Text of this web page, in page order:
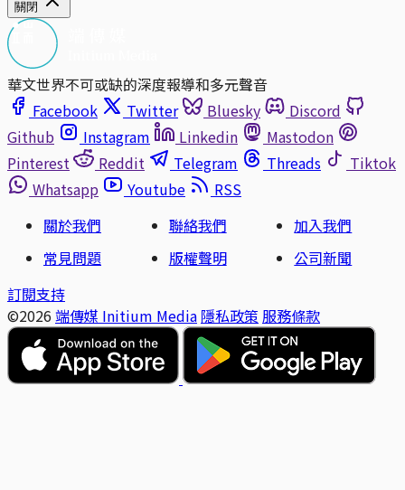
關閉
華文世界不可或缺的深度報導和多元聲音
Facebook
Twitter Bluesky
Discord
Github
Instagram Linkedin
Mastodon
Pinterest
Reddit Telegram Threads
Tiktok
Whatsapp
Youtube
RSS
關於我們
聯絡我們
加入我們
常見問題
版權聲明
公司新聞
訂閱支持
©2026 端傳媒 Initium Media 隱私政策 服務條款